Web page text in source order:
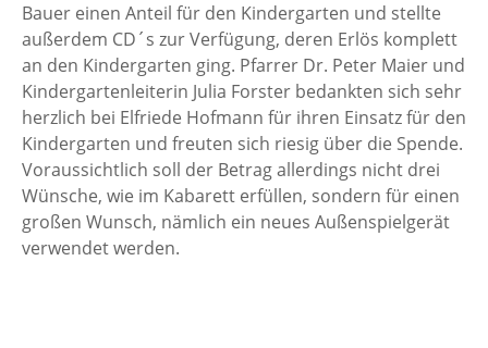
Bauer einen Anteil für den Kindergarten und stellte
außerdem CD´s zur Verfügung, deren Erlös komplett
an den Kindergarten ging. Pfarrer Dr. Peter Maier und
Kindergartenleiterin Julia Forster bedankten sich sehr
herzlich bei Elfriede Hofmann für ihren Einsatz für den
Kindergarten und freuten sich riesig über die Spende.
Voraussichtlich soll der Betrag allerdings nicht drei
Wünsche, wie im Kabarett erfüllen, sondern für einen
großen Wunsch, nämlich ein neues Außenspielgerät
verwendet werden.